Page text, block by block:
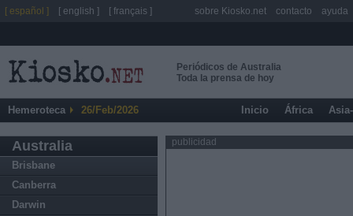
Periódicos de Australia
Toda la prensa de hoy
Hemeroteca 26/Feb/2026 Inicio África
Australia
Brisbane
Canberra
Darwin
publicidad
[ español ] [ english ] [ français ] sobre Kiosko.net contacto ayuda